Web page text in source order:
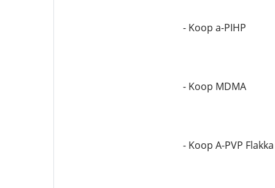
- Koop a-PIHP
- Koop MDMA
- Koop A-PVP Flakka